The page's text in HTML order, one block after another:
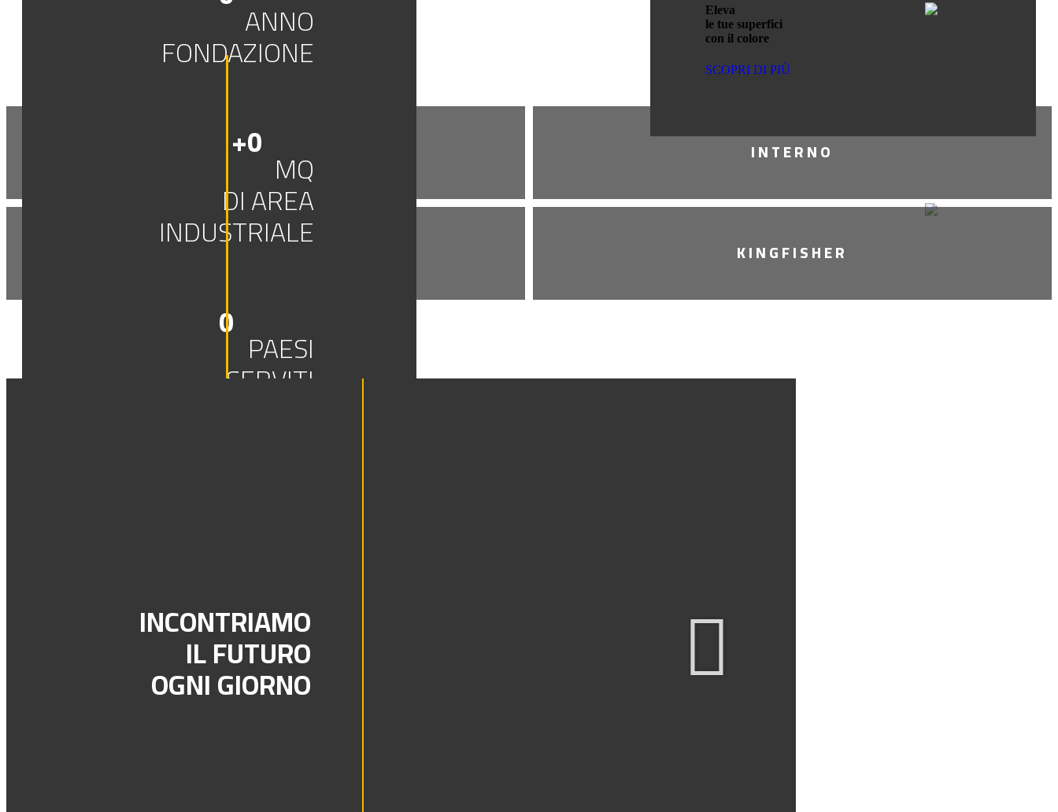
Eleva
le tue superfici
con il colore
SCOPRI DI PIÙ
ANNO
FONDAZIONE
+0
MQ
DI AREA
INDUSTRIALE
0
PAESI
SERVITI
ESTERNO INTERNO
KINGFISHER
INCONTRIAMO
IL FUTURO
OGNI GIORNO